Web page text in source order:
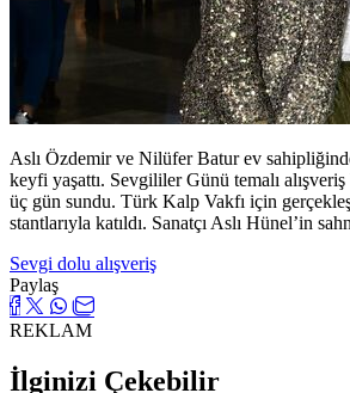
Aslı Özdemir ve Nilüfer Batur ev
keyfi yaşattı. Sevgililer Günü temalı
üç gün sundu. Türk Kalp Vakfı için
stantlarıyla katıldı. Sanatçı Aslı Hünel’in
Sevgi dolu alışveriş
Paylaş
REKLAM
İlginizi Çekebilir